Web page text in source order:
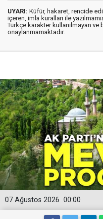
UYARI: Küfür, hakaret, rencide
içeren, imla kuralları ile
Türkçe karakter kullanılmayan ve
onaylanmamaktadır.
00:00
07 Ağustos 2026